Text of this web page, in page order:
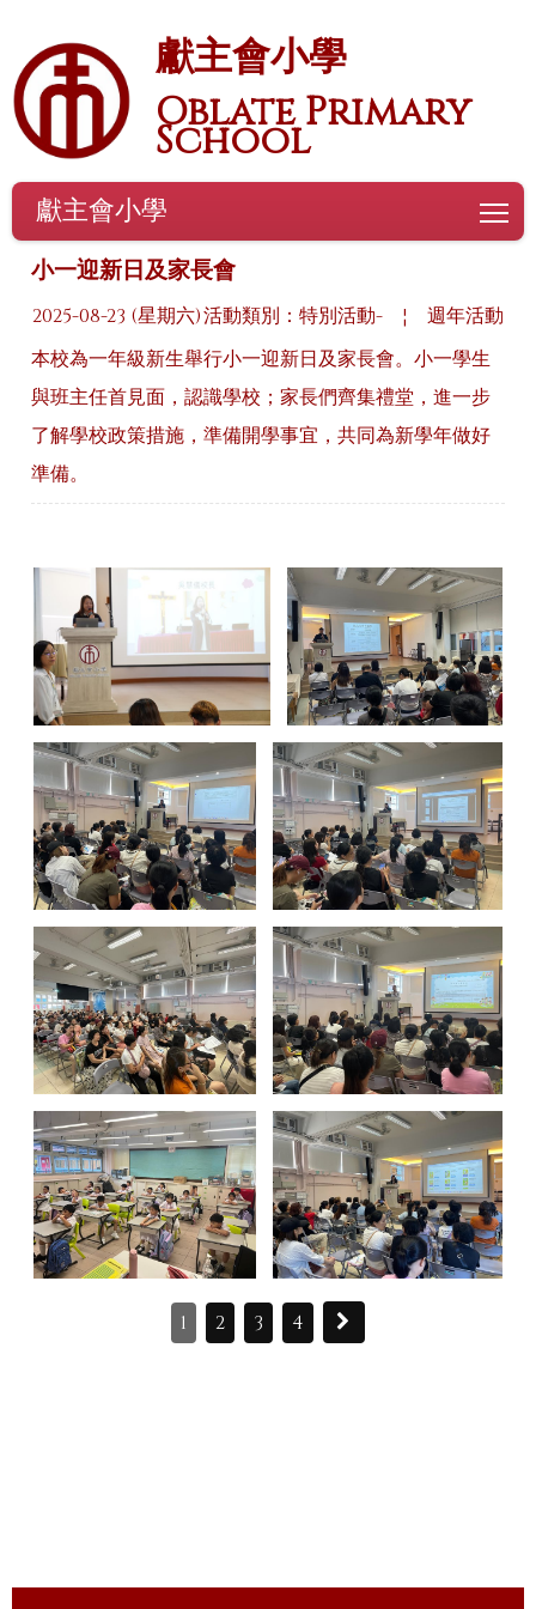
獻主會小學
Oblate Primary
School
獻主會小學
小一迎新日及家長會
2025-08-23 (星期六)活動類別：特別活動- ¦
週年活動
本校為一年級新生舉行小一迎新日及家長會。小一學生
與班主任首見面，認識學校；家長們齊集禮堂，進一步
了解學校政策措施，準備開學事宜，共同為新學年做好
準備。
1 2 3 4